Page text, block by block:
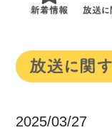
2025/03/27